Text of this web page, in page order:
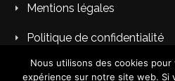
Mentions légales
Politique de confidentialité
Nous utilisons des cookies pour
expérience sur notre site web. Si